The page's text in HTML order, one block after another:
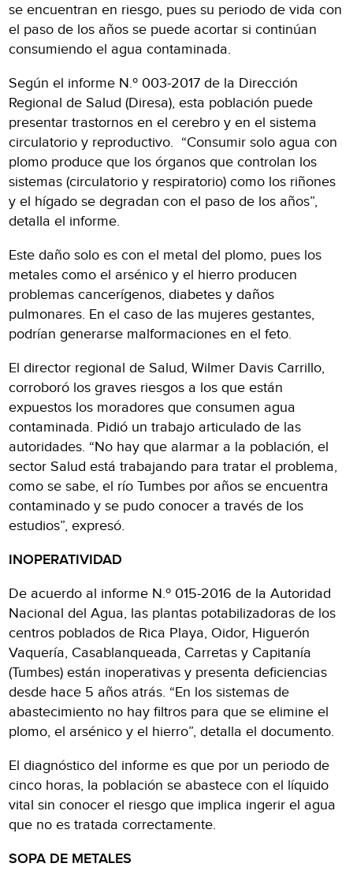
se encuentran en riesgo, pues su periodo de vida con
el paso de los años se puede acortar si continúan
consumiendo el agua contaminada.
Según el informe N.º 003-2017 de la Dirección
Regional de Salud (Diresa), esta población puede
presentar trastornos en el cerebro y en el sistema
circulatorio y reproductivo. “Consumir solo agua con
plomo produce que los órganos que controlan los
sistemas (circulatorio y respiratorio) como los riñones
y el hígado se degradan con el paso de los años”,
detalla el informe.
Este daño solo es con el metal del plomo, pues los
metales como el arsénico y el hierro producen
problemas cancerígenos, diabetes y daños
pulmonares. En el caso de las mujeres gestantes,
podrían generarse malformaciones en el feto.
El director regional de Salud, Wilmer Davis Carrillo,
corroboró los graves riesgos a los que están
expuestos los moradores que consumen agua
contaminada. Pidió un trabajo articulado de las
autoridades. “No hay que alarmar a la población, el
sector Salud está trabajando para tratar el problema,
como se sabe, el río Tumbes por años se encuentra
contaminado y se pudo conocer a través de los
estudios”, expresó.
INOPERATIVIDAD
De acuerdo al informe N.º 015-2016 de la Autoridad
Nacional del Agua, las plantas potabilizadoras de los
centros poblados de Rica Playa, Oidor, Higuerón
Vaquería, Casablanqueada, Carretas y Capitanía
(Tumbes) están inoperativas y presenta deficiencias
desde hace 5 años atrás. “En los sistemas de
abastecimiento no hay filtros para que se elimine el
plomo, el arsénico y el hierro”, detalla el documento.
El diagnóstico del informe es que por un periodo de
cinco horas, la población se abastece con el líquido
vital sin conocer el riesgo que implica ingerir el agua
que no es tratada correctamente.
SOPA DE METALES